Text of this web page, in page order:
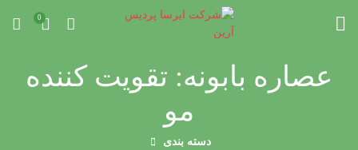
0
عصاره بابونه: تقویت کننده
مو
دسته بندی